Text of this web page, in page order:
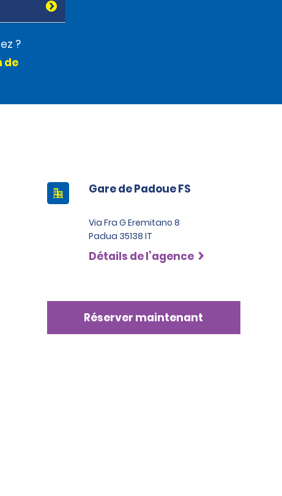
?
de
Gare de Padoue FS
Via Fra G Eremitano 8
Padua 35138 IT
Détails de l’agence
Réserver maintenant